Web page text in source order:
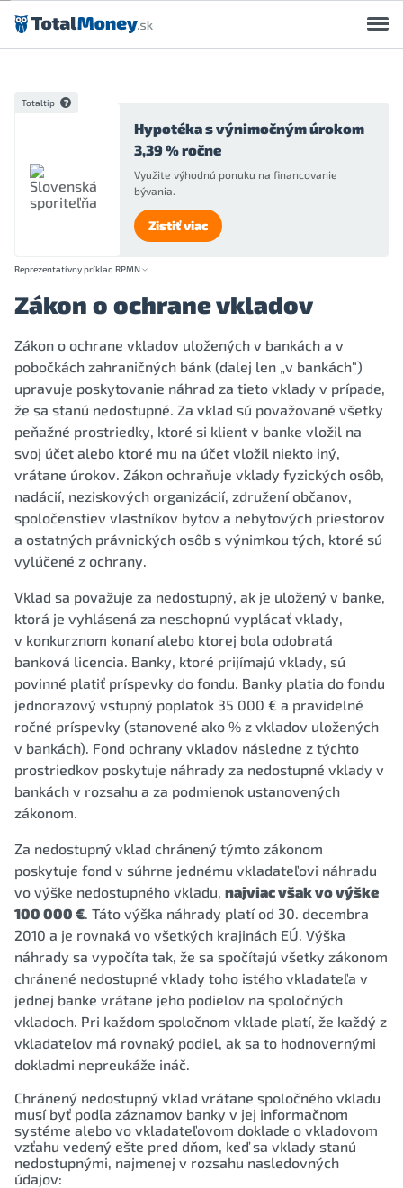
Preskočiť na obsah
Totaltip
Hypotéka s výnimočným úrokom
3,39 % ročne
Využite výhodnú ponuku na financovanie
bývania.
Zistiť viac
Reprezentatívny príklad RPMN
Zákon o ochrane vkladov
Zákon o ochrane vkladov uložených v bankách a v
pobočkách zahraničných bánk (ďalej len „v bankách“)
upravuje poskytovanie náhrad za tieto vklady v prípade,
že sa stanú nedostupné. Za vklad sú považované všetky
peňažné prostriedky, ktoré si klient v banke vložil na
svoj účet alebo ktoré mu na účet vložil niekto iný,
vrátane úrokov. Zákon ochraňuje vklady fyzických osôb,
nadácií, neziskových organizácií, združení občanov,
spoločenstiev vlastníkov bytov a nebytových priestorov
a ostatných právnických osôb s výnimkou tých, ktoré sú
vylúčené z ochrany.
Vklad sa považuje za nedostupný, ak je uložený v banke,
ktorá je vyhlásená za neschopnú vyplácať vklady,
v konkurznom konaní alebo ktorej bola odobratá
banková licencia. Banky, ktoré prijímajú vklady, sú
povinné platiť príspevky do fondu. Banky platia do fondu
jednorazový vstupný poplatok 35 000 € a pravidelné
ročné príspevky (stanovené ako % z vkladov uložených
v bankách). Fond ochrany vkladov následne z týchto
prostriedkov poskytuje náhrady za nedostupné vklady v
bankách v rozsahu a za podmienok ustanovených
zákonom.
Za nedostupný vklad chránený týmto zákonom
poskytuje fond v súhrne jednému vkladateľovi náhradu
vo výške nedostupného vkladu, najviac však vo výške
100 000 €. Táto výška náhrady platí od 30. decembra
2010 a je rovnaká vo všetkých krajinách EÚ. Výška
náhrady sa vypočíta tak, že sa spočítajú všetky zákonom
chránené nedostupné vklady toho istého vkladateľa v
jednej banke vrátane jeho podielov na spoločných
vkladoch. Pri každom spoločnom vklade platí, že každý z
vkladateľov má rovnaký podiel, ak sa to hodnovernými
dokladmi nepreukáže ináč.
Chránený nedostupný vklad vrátane spoločného vkladu
musí byť podľa záznamov banky v jej informačnom
systéme alebo vo vkladateľovom doklade o vkladovom
vzťahu vedený ešte pred dňom, keď sa vklady stanú
nedostupnými, najmenej v rozsahu nasledovných
údajov: